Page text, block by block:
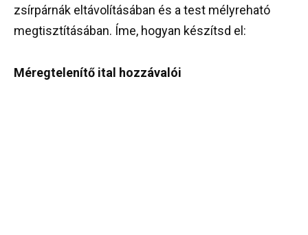
zsírpárnák eltávolításában és a test mélyreható
megtisztításában. Íme, hogyan készítsd el:
Méregtelenítő ital hozzávalói